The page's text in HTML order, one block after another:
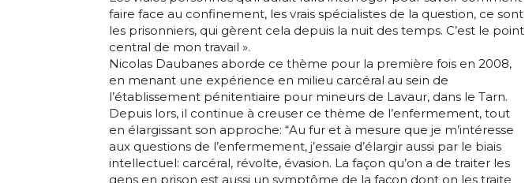
Adresse email*
faire face au confinement, les vrais spécialistes de la question, ce sont
les prisonniers, qui gèrent cela depuis la nuit des temps. C’est le point
central de mon travail ».
Nicolas Daubanes aborde ce thème pour la première fois en 2008,
en menant une expérience en milieu carcéral au sein de
l’établissement pénitentiaire pour mineurs de Lavaur, dans le Tarn.
Depuis lors, il continue à creuser ce thème de l’enfermement, tout
en élargissant son approche: “Au fur et à mesure que je m’intéresse
aux questions de l’enfermement, j’essaie d’élargir aussi par le biais
intellectuel: carcéral, révolte, évasion. La façon qu’on a de traiter les
gens en prison est aussi un symptôme de la façon dont on les traite